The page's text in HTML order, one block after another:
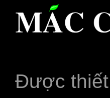
Được thiết